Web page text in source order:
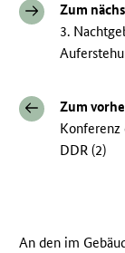
Zum
3.
Zum
Konferenz
DDR (2)
An den im